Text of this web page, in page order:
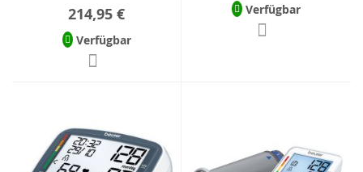
214,95 €
Verfügbar
Verfügbar